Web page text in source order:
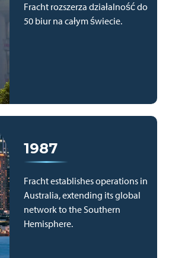
Fracht rozszerza działalność do
50 biur na całym świecie.
1987
Fracht establishes operations in
Australia, extending its global
network to the Southern
Hemisphere.